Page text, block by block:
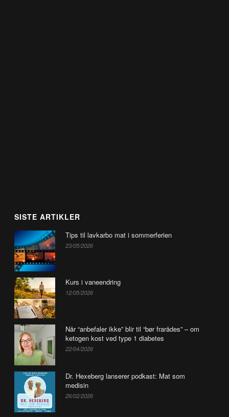
SISTE ARTIKLER
Tips til lavkarbo mat i sommerferien
23/05/2026
Kurs i vaneendring
12/05/2026
Når “anbefaler ikke” blir til “bør frarådes” – om
ketogen kost ved type 1 diabetes
22/04/2026
Dr. Hexeberg lanserer podkast: Mat som
medisin
26/02/2026